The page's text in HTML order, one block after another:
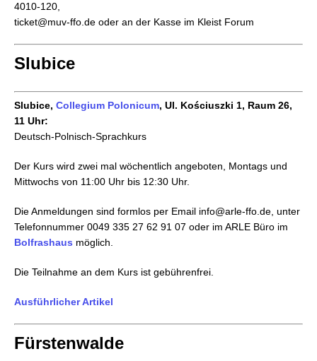
4010-120,
ticket@muv-ffo.de oder an der Kasse im Kleist Forum
Slubice
Slubice, Collegium Polonicum, Ul. Kościuszki 1, Raum 26,
11 Uhr:
Deutsch-Polnisch-Sprachkurs
Der Kurs wird zwei mal wöchentlich angeboten, Montags und
Mittwochs von 11:00 Uhr bis 12:30 Uhr.
Die Anmeldungen sind formlos per Email info@arle-ffo.de, unter
Telefonnummer 0049 335 27 62 91 07 oder im ARLE Büro im
Bolfrashaus möglich.
Die Teilnahme an dem Kurs ist gebührenfrei.
Ausführlicher Artikel
Fürstenwalde